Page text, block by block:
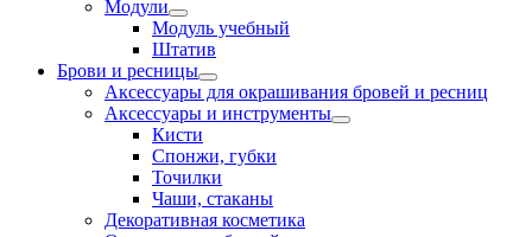
Модули
Модуль учебный
Штатив
Брови и ресницы
Аксессуары для окрашивания бровей и ресниц
Аксессуары и инструменты
Кисти
Спонжи, губки
Точилки
Чаши, стаканы
Декоративная косметика